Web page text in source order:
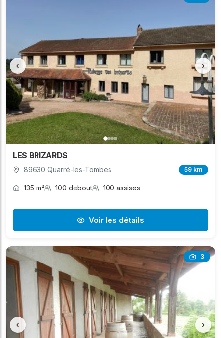
‹ ›
LES BRIZARDS
89630 Quarré-les-Tombes 59 km
135 m² 100 debout 100 assises
Voir les détails
3
‹ ›